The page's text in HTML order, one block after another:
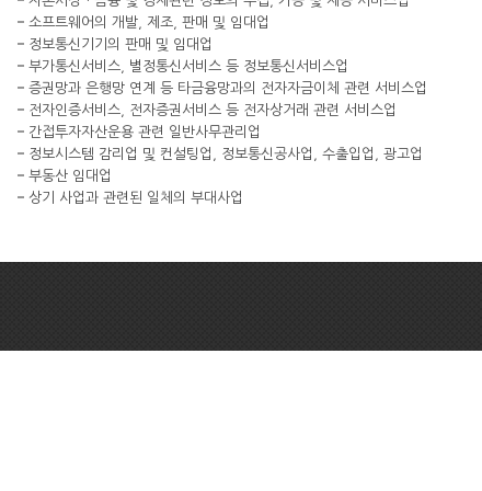
소프트웨어의 개발, 제조, 판매 및 임대업
정보통신기기의 판매 및 임대업
부가통신서비스, 별정통신서비스 등 정보통신서비스업
증권망과 은행망 연계 등 타금융망과의 전자자금이체 관련 서비스업
전자인증서비스, 전자증권서비스 등 전자상거래 관련 서비스업
간접투자자산운용 관련 일반사무관리업
정보시스템 감리업 및 컨설팅업, 정보통신공사업, 수출입업, 광고업
부동산 임대업
상기 사업과 관련된 일체의 부대사업